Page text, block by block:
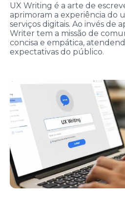
UX Writing é a arte de
aprimoram a experiência do
serviços digitais. Ao invés de
Writer tem a missão de
concisa e empática,
expectativas do público.